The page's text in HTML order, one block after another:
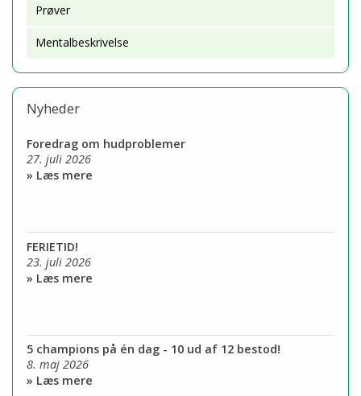
Prøver
Mentalbeskrivelse
Nyheder
Foredrag om hudproblemer
27. juli 2026
» Læs mere
FERIETID!
23. juli 2026
» Læs mere
5 champions på én dag - 10 ud af 12 bestod!
8. maj 2026
» Læs mere